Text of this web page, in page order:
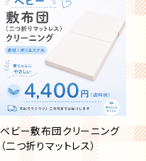
ベビー敷布団クリーニング
（二つ折りマットレス）